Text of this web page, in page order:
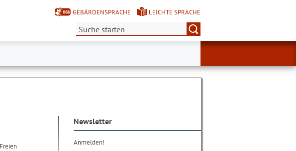
GEBÄRDENSPRACHE
LEICHTE SPRACHE
Suche:
Newsletter
Anmelden!